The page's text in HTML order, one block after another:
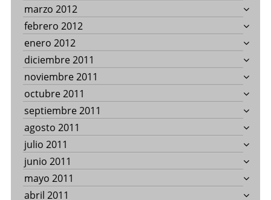
marzo 2012
febrero 2012
enero 2012
diciembre 2011
noviembre 2011
octubre 2011
septiembre 2011
agosto 2011
julio 2011
junio 2011
mayo 2011
abril 2011